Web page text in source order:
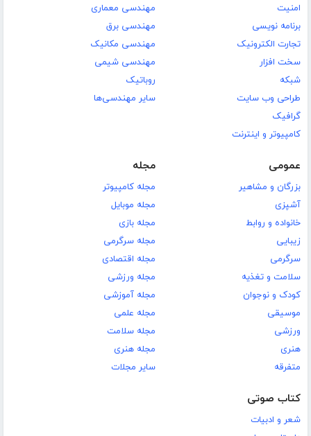
امنیت
برنامه نویسی
تجارت الکترونیک
سخت افزار
شبکه
طراحی وب سایت
گرافیک
کامپیوتر و اینترنت
مهندسی معماری
مهندسی برق
مهندسی مکانیک
مهندسی شیمی
روباتیک
سایر مهندسی‌ها
عمومی
بزرگان و مشاهیر
آشپزی
خانواده و روابط
زیبایی
سرگرمی
سلامت و تغذیه
کودک و نوجوان
موسیقی
ورزشی
هنری
متفرقه
مجله
مجله کامپیوتر
مجله موبایل
مجله بازی
مجله سرگرمی
مجله اقتصادی
مجله ورزشی
مجله آموزشی
مجله علمی
مجله سلامت
مجله هنری
سایر مجلات
کتاب صوتی
شعر و ادبیات